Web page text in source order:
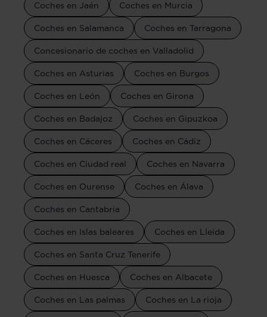
Coches en Jaén Coches en Murcia
Coches en Salamanca Coches en Tarragona
Concesionario de coches en Valladolid
Coches en Asturias Coches en Burgos
Coches en León Coches en Girona
Coches en Badajoz Coches en Gipuzkoa
Coches en Cáceres Coches en Cádiz
Coches en Ciudad real Coches en Navarra
Coches en Ourense Coches en Álava
Coches en Cantabria
Coches en Islas baleares Coches en Lleida
Coches en Santa Cruz Tenerife
Coches en Huesca Coches en Albacete
Coches en Las palmas Coches en La rioja